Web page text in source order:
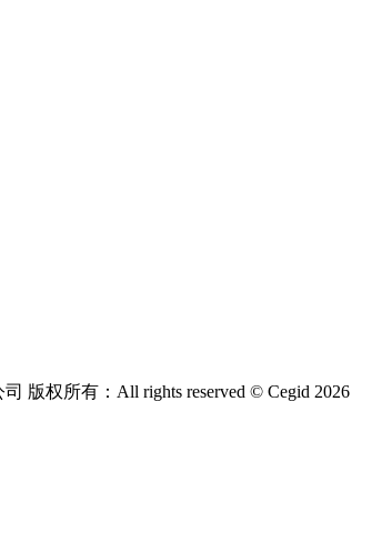
版权所有：All rights reserved © Cegid 2026